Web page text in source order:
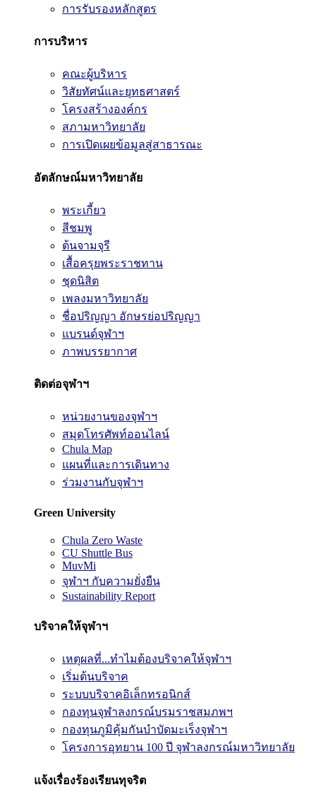
การรับรองหลักสูตร
การบริหาร
คณะผู้บริหาร
วิสัยทัศน์และยุทธศาสตร์
โครงสร้างองค์กร
สภามหาวิทยาลัย
การเปิดเผยข้อมูลสู่สาธารณะ
อัตลักษณ์มหาวิทยาลัย
พระเกี้ยว
สีชมพู
ต้นจามจุรี
เสื้อครุยพระราชทาน
ชุดนิสิต
เพลงมหาวิทยาลัย
ชื่อปริญญา อักษรย่อปริญญา
แบรนด์จุฬาฯ
ภาพบรรยากาศ
ติดต่อจุฬาฯ
หน่วยงานของจุฬาฯ
สมุดโทรศัพท์ออนไลน์
Chula Map
แผนที่และการเดินทาง
ร่วมงานกับจุฬาฯ
Green University
Chula Zero Waste
CU Shuttle Bus
MuvMi
จุฬาฯ กับความยั่งยืน
Sustainability Report
บริจาคให้จุฬาฯ
เหตุผลที่...ทำไมต้องบริจาคให้จุฬาฯ
เริ่มต้นบริจาค
ระบบบริจาคอิเล็กทรอนิกส์
กองทุนจุฬาลงกรณ์บรมราชสมภพฯ
กองทุนภูมิคุ้มกันบำบัดมะเร็งจุฬาฯ
โครงการอุทยาน 100 ปี จุฬาลงกรณ์มหาวิทยาลัย
แจ้งเรื่องร้องเรียนทุจริต